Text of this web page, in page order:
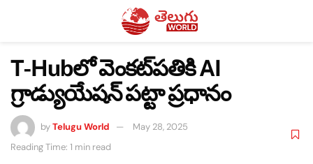
T-Hubలో వెంకట్‌పతికి AI
గ్రాడ్యుయేషన్ పట్టా ప్రధానం
byTelugu World
May 28, 2025
Reading Time: 1 min read